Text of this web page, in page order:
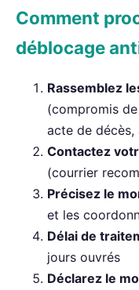
Comment
déblocage
Rassemblez
(compromis
acte de décès,
Contactez
(courrier
Précisez le
et les
Délai de
jours ouvrés
Déclarez le